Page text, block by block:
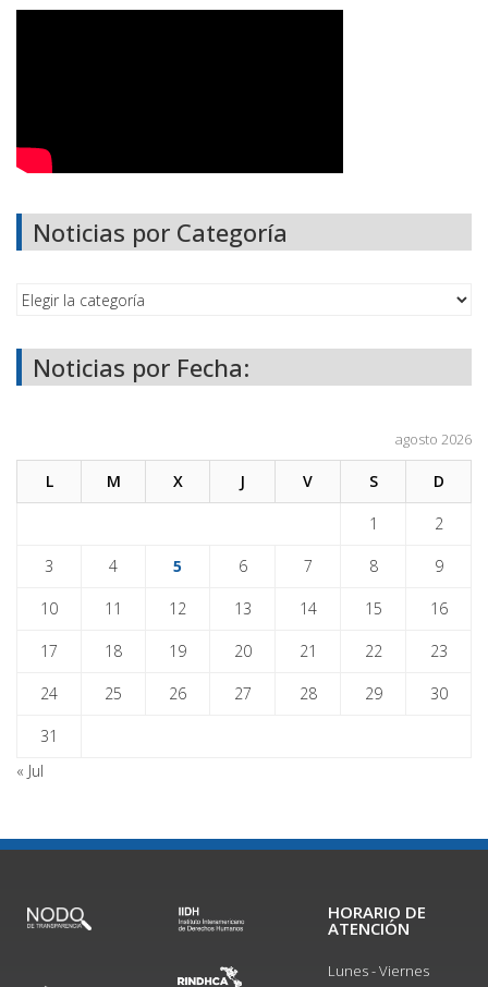
Noticias por Categoría
Noticias por Fecha:
agosto 2026
L M X J V S D
1 2
3 4 5 6 7 8 9
10 11 12 13 14 15 16
17 18 19 20 21 22 23
24 25 26 27 28 29 30
31
« Jul
HORARIO DE
ATENCIÓN
Lunes - Viernes